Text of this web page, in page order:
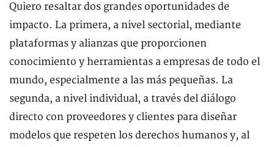
Quiero resaltar dos grandes oportunidades de
impacto. La primera, a nivel sectorial, mediante
plataformas y alianzas que proporcionen
conocimiento y herramientas a empresas de todo el
mundo, especialmente a las más pequeñas. La
segunda, a nivel individual, a través del diálogo
directo con proveedores y clientes para diseñar
modelos que respeten los derechos humanos y, al